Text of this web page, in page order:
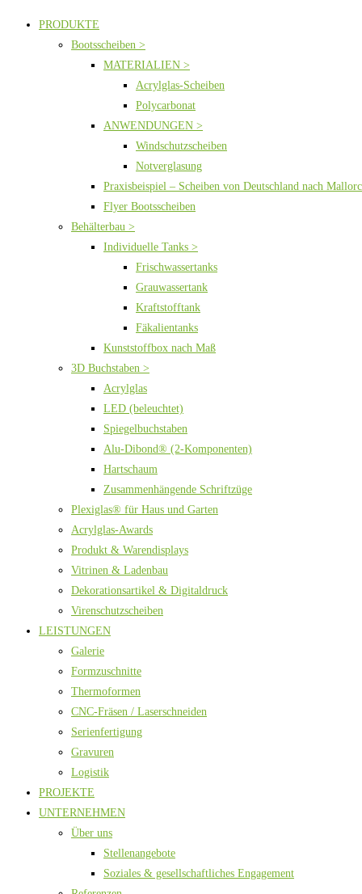
PRODUKTE
Bootsscheiben >
MATERIALIEN >
Acrylglas-Scheiben
Polycarbonat
ANWENDUNGEN >
Windschutzscheiben
Notverglasung
Praxisbeispiel – Scheiben von Deutschland nach
Flyer Bootsscheiben
Behälterbau >
Individuelle Tanks >
Frischwassertanks
Grauwassertank
Kraftstofftank
Fäkalientanks
Kunststoffbox nach Maß
3D Buchstaben >
Acrylglas
LED (beleuchtet)
Spiegelbuchstaben
Alu-Dibond® (2-Komponenten)
Hartschaum
Zusammenhängende Schriftzüge
Plexiglas® für Haus und Garten
Acrylglas-Awards
Produkt & Warendisplays
Vitrinen & Ladenbau
Dekorationsartikel & Digitaldruck
Virenschutzscheiben
LEISTUNGEN
Galerie
Formzuschnitte
Thermoformen
CNC-Fräsen / Laserschneiden
Serienfertigung
Gravuren
Logistik
PROJEKTE
UNTERNEHMEN
Über uns
Stellenangebote
Soziales & gesellschaftliches Engagement